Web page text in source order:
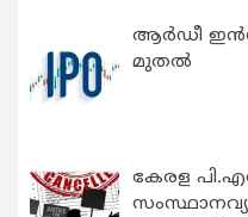
ആർഡീ
മുതൽ
കേരള